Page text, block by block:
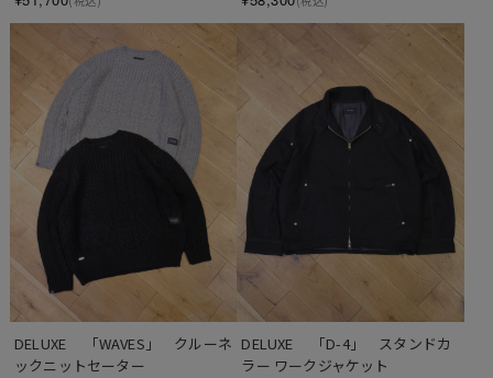
DELUXE 　「WAVES」　クルーネ
ックニットセーター
DELUXE　 「D-4」　スタンドカ
ラー ワークジャケット